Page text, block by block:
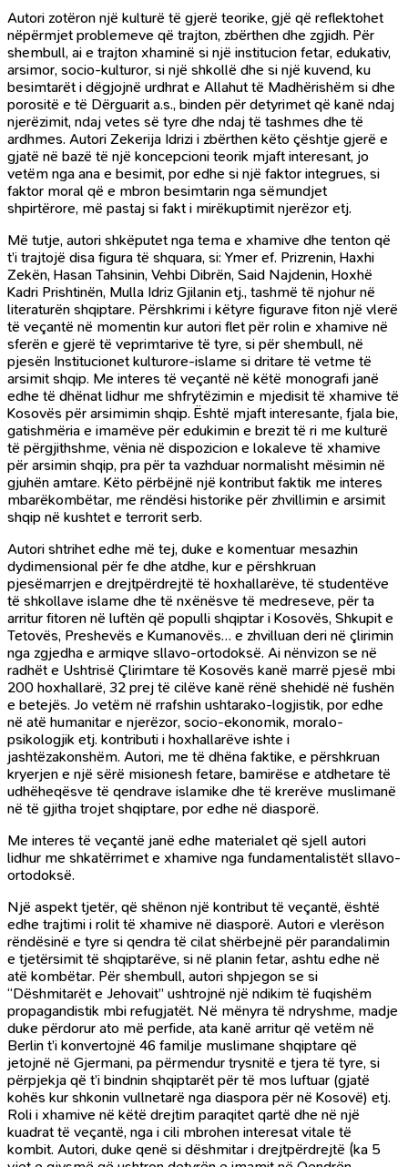
Autori zotëron një kulturë të gjerë teorike, gjë që reflektohet
nëpërmjet problemeve që trajton, zbërthen dhe zgjidh. Për
shembull, ai e trajton xhaminë si një institucion fetar, edukativ,
arsimor, socio-kulturor, si një shkollë dhe si një kuvend, ku
besimtarët i dëgjojnë urdhrat e Allahut të Madhërishëm si dhe
porositë e të Dërguarit a.s., binden për detyrimet që kanë ndaj
njerëzimit, ndaj vetes së tyre dhe ndaj të tashmes dhe të
ardhmes. Autori Zekerija Idrizi i zbërthen këto çështje gjerë e
gjatë në bazë të një koncepcioni teorik mjaft interesant, jo
vetëm nga ana e besimit, por edhe si një faktor integrues, si
faktor moral që e mbron besimtarin nga sëmundjet
shpirtërore, më pastaj si fakt i mirëkuptimit njerëzor etj.
Më tutje, autori shkëputet nga tema e xhamive dhe tenton që
t’i trajtojë disa figura të shquara, si: Ymer ef. Prizrenin, Haxhi
Zekën, Hasan Tahsinin, Vehbi Dibrën, Said Najdenin, Hoxhë
Kadri Prishtinën, Mulla Idriz Gjilanin etj., tashmë të njohur në
literaturën shqiptare. Përshkrimi i këtyre figurave fiton një vlerë
të veçantë në momentin kur autori flet për rolin e xhamive në
sferën e gjerë të veprimtarive të tyre, si për shembull, në
pjesën Institucionet kulturore-islame si dritare të vetme të
arsimit shqip. Me interes të veçantë në këtë monografi janë
edhe të dhënat lidhur me shfrytëzimin e mjedisit të xhamive të
Kosovës për arsimimin shqip. Është mjaft interesante, fjala bie,
gatishmëria e imamëve për edukimin e brezit të ri me kulturë
të përgjithshme, vënia në dispozicion e lokaleve të xhamive
për arsimin shqip, pra për ta vazhduar normalisht mësimin në
gjuhën amtare. Këto përbëjnë një kontribut faktik me interes
mbarëkombëtar, me rëndësi historike për zhvillimin e arsimit
shqip në kushtet e terrorit serb.
Autori shtrihet edhe më tej, duke e komentuar mesazhin
dydimensional për fe dhe atdhe, kur e përshkruan
pjesëmarrjen e drejtpërdrejtë të hoxhallarëve, të studentëve
të shkollave islame dhe të nxënësve të medreseve, për ta
arritur fitoren në luftën që populli shqiptar i Kosovës, Shkupit e
Tetovës, Preshevës e Kumanovës… e zhvilluan deri në çlirimin
nga zgjedha e armiqve sllavo-ortodoksë. Ai nënvizon se në
radhët e Ushtrisë Çlirimtare të Kosovës kanë marrë pjesë mbi
200 hoxhallarë, 32 prej të cilëve kanë rënë shehidë në fushën
e betejës. Jo vetëm në rrafshin ushtarako-logjistik, por edhe
në atë humanitar e njerëzor, socio-ekonomik, moralo-
psikologjik etj. kontributi i hoxhallarëve ishte i
jashtëzakonshëm. Autori, me të dhëna faktike, e përshkruan
kryerjen e një sërë misionesh fetare, bamirëse e atdhetare të
udhëheqësve të qendrave islamike dhe të krerëve muslimanë
në të gjitha trojet shqiptare, por edhe në diasporë.
Me interes të veçantë janë edhe materialet që sjell autori
lidhur me shkatërrimet e xhamive nga fundamentalistët sllavo-
ortodoksë.
Një aspekt tjetër, që shënon një kontribut të veçantë, është
edhe trajtimi i rolit të xhamive në diasporë. Autori e vlerëson
rëndësinë e tyre si qendra të cilat shërbejnë për parandalimin
e tjetërsimit të shqiptarëve, si në planin fetar, ashtu edhe në
atë kombëtar. Për shembull, autori shpjegon se si
“Dëshmitarët e Jehovait” ushtrojnë një ndikim të fuqishëm
propagandistik mbi refugjatët. Në mënyra të ndryshme, madje
duke përdorur ato më perfide, ata kanë arritur që vetëm në
Berlin t’i konvertojnë 46 familje muslimane shqiptare që
jetojnë në Gjermani, pa përmendur trysnitë e tjera të tyre, si
përpjekja që t’i bindnin shqiptarët për të mos luftuar (gjatë
kohës kur shkonin vullnetarë nga diaspora për në Kosovë) etj.
Roli i xhamive në këtë drejtim paraqitet qartë dhe në një
kuadrat të veçantë, nga i cili mbrohen interesat vitale të
kombit. Autori, duke qenë si dëshmitar i drejtpërdrejtë (ka 5